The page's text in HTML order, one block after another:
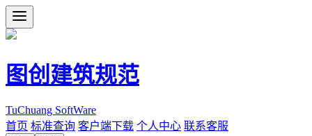
图创建筑规范
TuChuang SoftWare
首页 标准查询 客户端下载 个人中心 联系客服